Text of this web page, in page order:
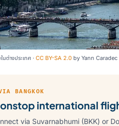
ต่างประเทศ · CC BY-SA 2.0 by Yann
BANGKOK
international
via Suvarnabhumi (BKK) or